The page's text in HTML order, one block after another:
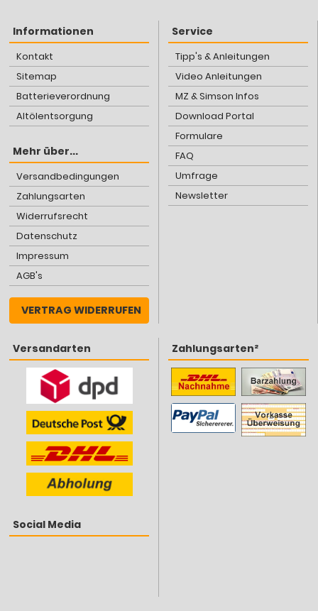
Informationen
Kontakt
Sitemap
Batterieverordnung
Altölentsorgung
Mehr über...
Versandbedingungen
Zahlungsarten
Widerrufsrecht
Datenschutz
Impressum
AGB's
VERTRAG WIDERRUFEN
Service
Tipp's & Anleitungen
Video Anleitungen
MZ & Simson Infos
Download Portal
Formulare
FAQ
Umfrage
Newsletter
Versandarten
Social Media
Zahlungsarten²